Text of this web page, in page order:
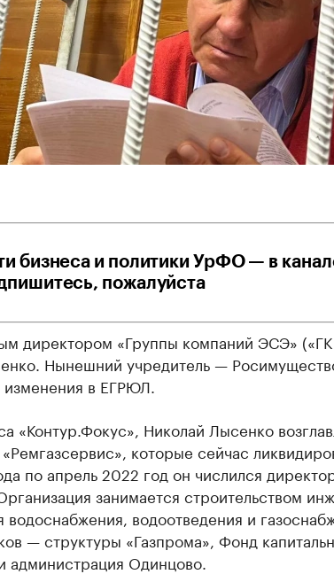
бизнеса и политики УрФО — в
пожалуйста
директором «Группы компаний ЭСЭ»
Нынешний учредитель —
в ЕГРЮЛ.
«Контур.Фокус», Николай Лысенко
которые сейчас
по апрель 2022 год он числился
занимается строительством
водоотведения и
— структуры «Газпрома», Фонд
Одинцово.